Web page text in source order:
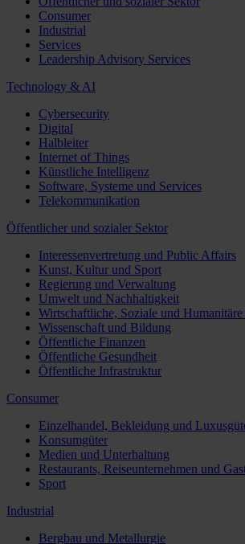
Consumer
Industrial
Services
Leadership Advisory Services
Technology & AI
Cybersecurity
Digital
Halbleiter
Internet of Things
Künstliche Intelligenz
Software, Systeme und Services
Telekommunikation
Öffentlicher und sozialer Sektor
Interessenvertretung und Public Affairs
Kunst, Kultur und Sport
Regierung und Verwaltung
Umwelt und Nachhaltigkeit
Wirtschaftliche, Soziale und
Wissenschaft und Bildung
Öffentliche Finanzen
Öffentliche Gesundheit
Öffentliche Infrastruktur
Consumer
Einzelhandel, Bekleidung und
Konsumgüter
Medien und Unterhaltung
Restaurants, Reiseunternehmen und
Sport
Industrial
Bergbau und Metallurgie